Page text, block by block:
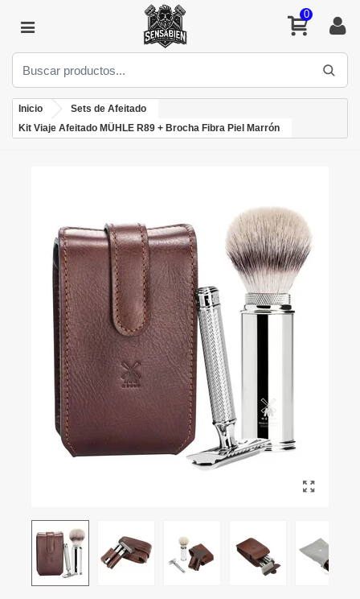
0
Inicio
Sets de Afeitado
Kit Viaje Afeitado MÜHLE R89 + Brocha Fibra Piel Marrón